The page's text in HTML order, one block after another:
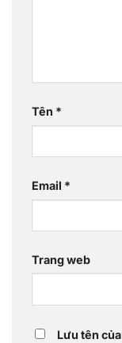
Tên *
Email *
Trang web
Lưu tên